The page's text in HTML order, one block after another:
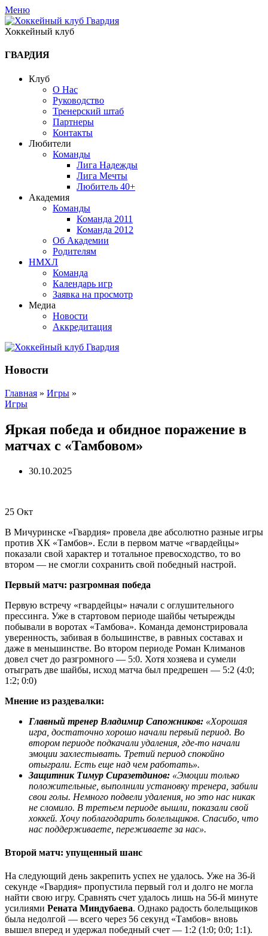
Меню
Хоккейный клуб
ГВАРДИЯ
Клуб
О Нас
Руководство
Тренерский штаб
Партнеры
Контакты
Любители
Команды
Лига Надежды
Лига Мечты
Любитель 40+
Академия
Команды
Команда 2011
Команда 2012
Об Академии
Родителям
НМХЛ
Команда
Календарь игр
Заявка на просмотр
Медиа
Новости
Аккредитация
Новости
Главная » Игры »
Игры
Яркая победа и обидное поражение в
матчах с «Тамбовом»
30.10.2025
25 Окт
В Мичуринске «Гвардия» провела две абсолютно разные игры
против ХК «Тамбов». Если в первом матче «гвардейцы»
показали свой характер и тотальное превосходство, то во
втором — не смогли сохранить свой победный настрой.
Первый матч: разгромная победа
Первую встречу «гвардейцы» начали с оглушительного
прессинга. Уже в стартовом периоде шайбы четырежды
побывали в воротах «Тамбова». Команда демонстрировала
уверенность, забивая в большинстве, в равных составах и
даже в меньшинстве. Во втором периоде Роман Климанов
довел счет до разгромного — 5:0. Хотя хозяева и сумели
отыграть две шайбы, исход матча был предрешен — 5:2 (4:0;
1:2; 0:0)
Мнение из раздевалки:
Главный тренер Владимир Сапожников: «Хорошая
игра, достаточно хорошо начали первый период. Во
втором периоде подкачали удаления, где-то начали
эмоции захлестывать. Третий период спокойно
отыграли. Есть еще над чем работать».
Защитник Тимур Сиразетдинов: «Эмоции только
положительные, выполнили установку тренера, забили
свои голы. Немного подвели удаления, но это нас никак
не сломило. В третьем периоде вышли, показали свой
хоккей. Хочу поблагодарить болельщиков. Спасибо, что
нас поддерживаете, переживаете за нас».
Второй матч: упущенный шанс
На следующий день закрепить успех не удалось. Уже на 36-й
секунде «Гвардия» пропустила первый гол и долго не могла
найти свою игру. Сравнять счет удалось лишь на 56-й минуте
усилиями Рената Миндубаева. Однако радость болельщиков
была недолгой — всего через 56 секунд «Тамбов» вновь
вышел вперед и удержал победный счет — 1:2 (1:0; 0:0; 1:1).